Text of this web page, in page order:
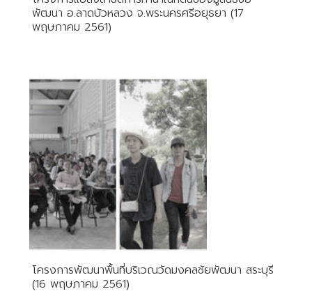
พัฒนา อ.ลาดบัวหลวง จ.พระนครศรีอยุธยา (17
พฤษภาคม 2561)
โครงการพัฒนาพื้นที่บริเวณวัดมงคลชัยพัฒนา สระบุรี
(16 พฤษภาคม 2561)